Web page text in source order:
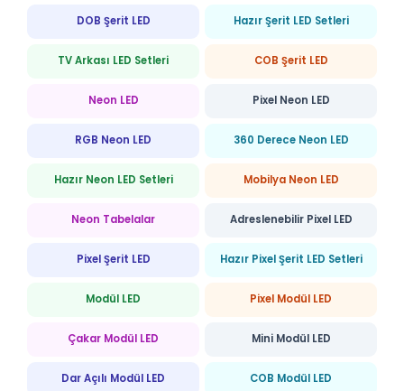
DOB Şerit LED Hazır Şerit LED Setleri
TV Arkası LED Setleri COB Şerit LED
Neon LED Pixel Neon LED
RGB Neon LED 360 Derece Neon LED
Hazır Neon LED Setleri Mobilya Neon LED
Neon Tabelalar Adreslenebilir Pixel LED
Pixel Şerit LED Hazır Pixel Şerit LED Setleri
Modül LED Pixel Modül LED
Çakar Modül LED Mini Modül LED
Dar Açılı Modül LED COB Modül LED